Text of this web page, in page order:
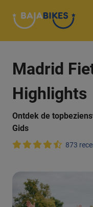
Madrid
Highlights
Ontdek de
Gids
873